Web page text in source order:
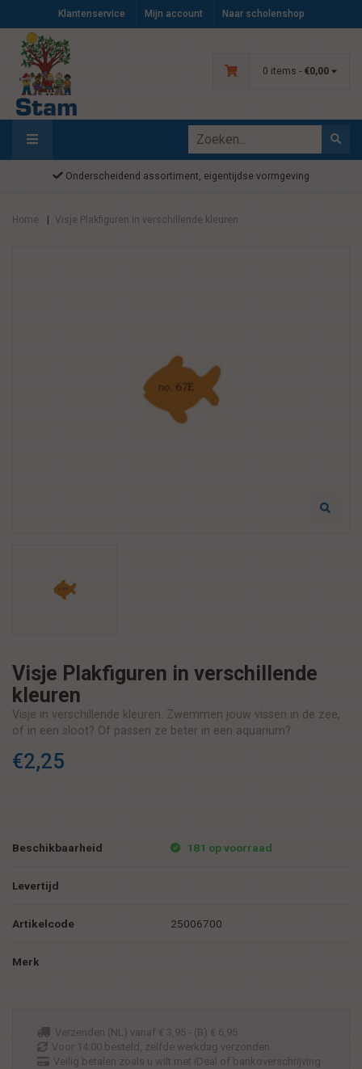
Klantenservice Mijn account Naar scholenshop
0 items - €0,00
Onderscheidend assortiment, eigentijdse vormgeving
Home Visje Plakfiguren in verschillende kleuren
Visje Plakfiguren in verschillende
kleuren
Visje in verschillende kleuren. Zwemmen jouw vissen in de zee,
of in een sloot? Of passen ze beter in een aquarium?
€2,25
Beschikbaarheid 181 op voorraad
Levertijd
Artikelcode 25006700
Merk
Verzenden (NL) vanaf € 3,95 - (B) € 6,95
Voor 14:00 besteld, zelfde werkdag verzonden
Veilig betalen zoals u wilt met iDeal of bankoverschrijving